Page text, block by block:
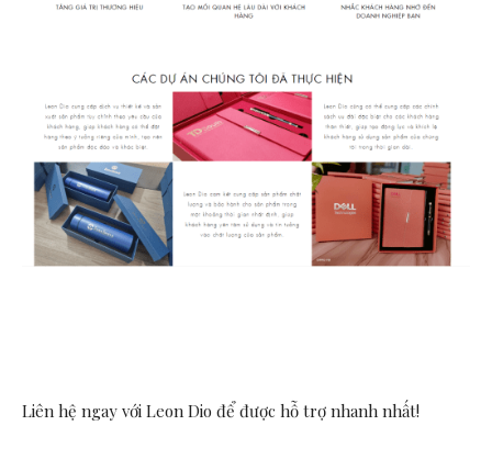
Liên hệ ngay với Leon Dio để được hỗ trợ nhanh nhất!